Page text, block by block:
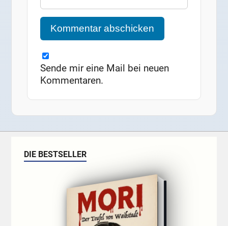
Sende mir eine Mail bei neuen
Kommentaren.
DIE BESTSELLER